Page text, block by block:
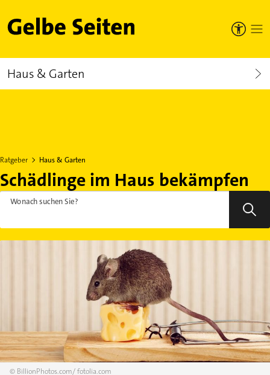
Gelbe Seiten
Haus & Garten
Ratgeber Haus & Garten
Schädlinge im Haus bekämpfen
Wonach suchen Sie?
© BillionPhotos.com/fotolia.com